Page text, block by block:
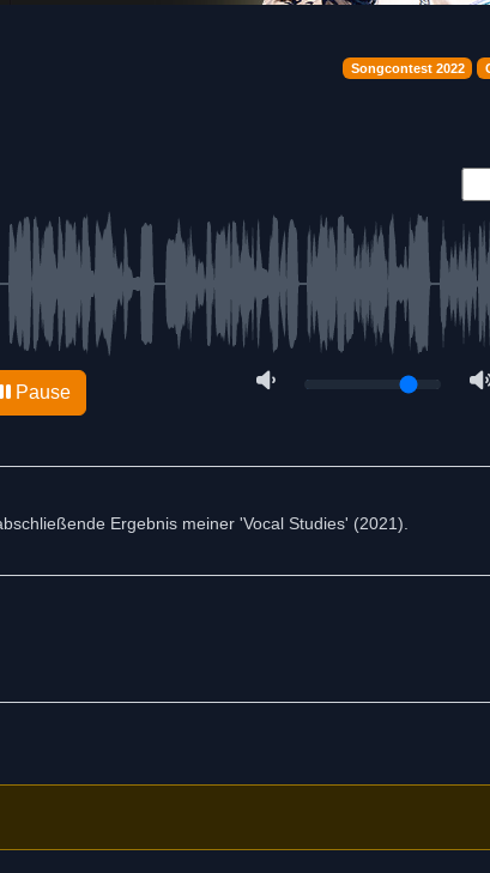
Songcontest 2022
Pause
Ergebnis meiner 'Vocal Studies' (2021).